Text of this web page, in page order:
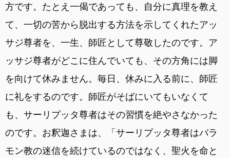
方です。たとえ一偈であっても、自分に真理を教え
て、一切の苦から脱出する方法を示してくれたアッ
サジ尊者を、一生、師匠として尊敬したのです。ア
ッサジ尊者がどこに住んでいても、その方角には脚
を向けて休みません。毎日、休みに入る前に、師匠
に礼をするのです。師匠がそばにいてもいなくて
も、サーリプッタ尊者はその習慣を絶やさなかった
のです。お釈迦さまは、「サーリプッタ尊者はバラ
モン教の迷信を続けているのではなく、聖火を命と